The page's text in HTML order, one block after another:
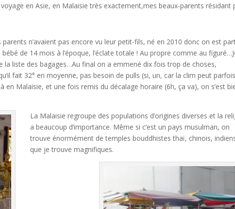
en Asie, en Malaisie très exactement,mes beaux-parents résidant
n’avaient pas encore vu leur petit-fils, né en 2010 donc on est
de 14 mois à l’époque, l’éclate totale ! Au propre comme au
la liste des bagages…Au final on a emmené dix fois trop de choses,
fait 32° en moyenne, pas besoin de pulls (si, un, car la clim peut
Malaisie, et une fois remis du décalage horaire (6h, ça va), on s’est
La Malaisie regroupe des populations d’origines diverses et la
a beaucoup d’importance. Même si c’est un pays musulman, on
trouve énormément de temples bouddhistes thaï, chinois,
que je trouve magnifiques.